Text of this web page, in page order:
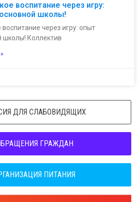
воспитание через игру:
школы!
воспитание через игру: опыт
школы! Коллектив
ДЛЯ СЛАБОВИДЯЩИХ
ГРАЖДАН
ПИТАНИЯ